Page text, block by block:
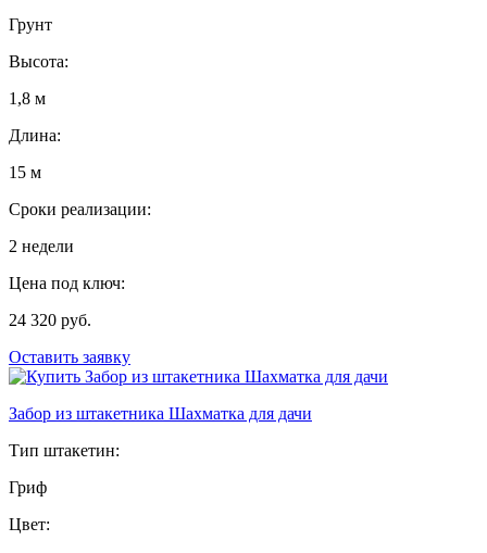
Грунт
Высота:
1,8 м
Длина:
15 м
Сроки реализации:
2 недели
Цена под ключ:
24 320 руб.
Оставить заявку
Забор из штакетника Шахматка для дачи
Тип штакетин:
Гриф
Цвет: